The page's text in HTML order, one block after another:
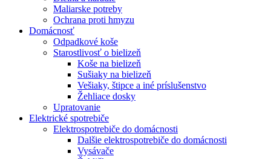
Maliarske potreby
Ochrana proti hmyzu
Domácnosť
Odpadkové koše
Starostlivosť o bielizeň
Koše na bielizeň
Sušiaky na bielizeň
Vešiaky, štipce a iné príslušenstvo
Žehliace dosky
Upratovanie
Elektrické spotrebiče
Elektrospotrebiče do domácnosti
Dalšie elektrospotrebiče do domácnosti
Vysávače